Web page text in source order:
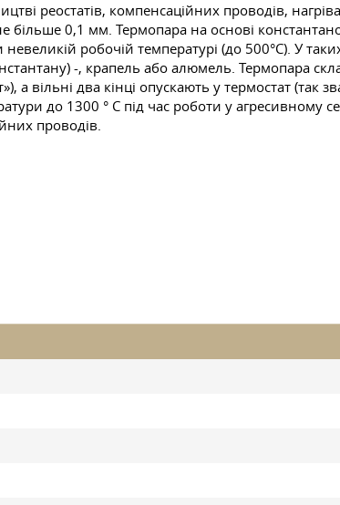
реостатів, компенсаційних проводів,
0,1 мм. Термопара на основі
робочій температурі (до 500°С). У
-, крапель або алюмель. Термопара
а вільні два кінці опускають у термостат (так
до 1300 ° C під час роботи у агресивному
проводів.